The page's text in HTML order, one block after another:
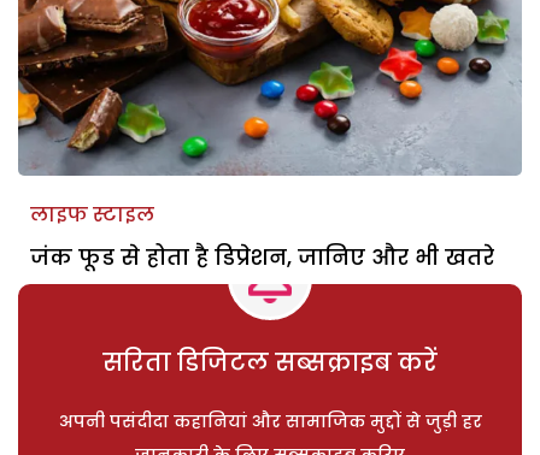
लाइफ स्टाइल
जंक फूड से होता है डिप्रेशन, जानिए और भी खतरे
सरिता डिजिटल सब्सक्राइब करें
अपनी पसंदीदा कहानियां और सामाजिक मुद्दों से जुड़ी हर